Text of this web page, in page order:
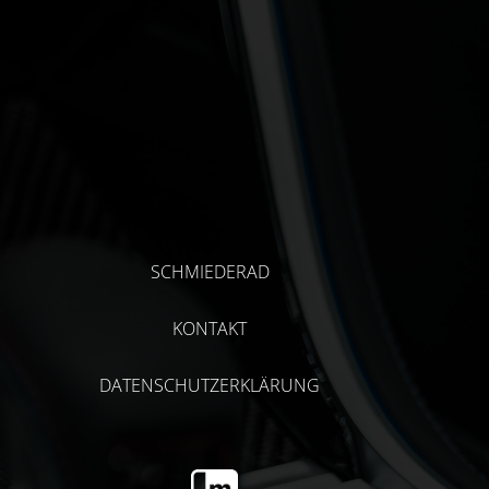
SCHMIEDERAD
KONTAKT
DATENSCHUTZERKLÄRUNG